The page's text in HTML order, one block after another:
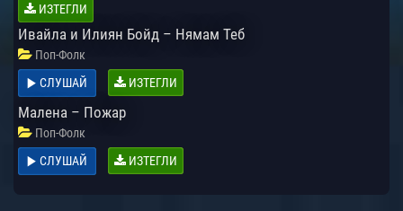
ИЗТЕГЛИ
Ивайла и Илиян Бойд – Нямам Теб
Поп-Фолк
СЛУШАЙ
ИЗТЕГЛИ
Малена – Пожар
Поп-Фолк
СЛУШАЙ
ИЗТЕГЛИ